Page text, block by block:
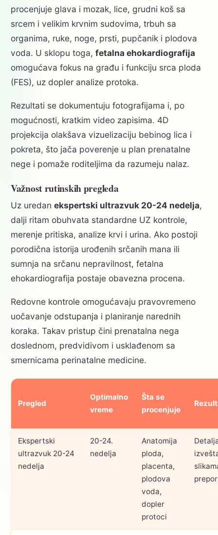
procenjuje glava i mozak, lice, grudni koš sa
srcem i velikim krvnim sudovima, trbuh sa
organima, ruke, noge, prsti, pupčanik i plodova
voda. U sklopu toga, fetalna ehokardiografija
omogućava fokus na građu i funkciju srca ploda
(FES), uz dopler analize protoka.
Rezultati se dokumentuju fotografijama i, po
mogućnosti, kratkim video zapisima. 4D
projekcija olakšava vizuelizaciju bebinog lica i
pokreta, što jača poverenje u plan prenatalne
nege i pomaže roditeljima da razumeju nalaz.
Važnost rutinskih pregleda
Uz uredan ekspertski ultrazvuk 20-24 nedelja,
dalji ritam obuhvata standardne UZ kontrole,
merenje pritiska, analize krvi i urina. Ako postoji
porodična istorija urođenih srčanih mana ili
sumnja na srčanu nepravilnost, fetalna
ehokardiografija postaje obavezna procena.
Redovne kontrole omogućavaju pravovremeno
uočavanje odstupanja i planiranje narednih
koraka. Takav pristup čini prenatalna nega
doslednom, predvidivom i usklađenom sa
smernicama perinatalne medicine.
Pregled
Optimalno
vreme
Šta se
procenjuje
Ekspertski
ultrazvuk 20-24
nedelja
20-24.
nedelja
Anatomija
ploda,
placenta,
plodova
voda,
dopler
protoci